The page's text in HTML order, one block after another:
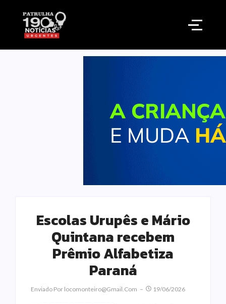
Escolas Urupês e Mário
Quintana recebem
Prêmio Alfabetiza
Paraná
Enviado Por Locomonteiro@gmail.com 19/06/2026